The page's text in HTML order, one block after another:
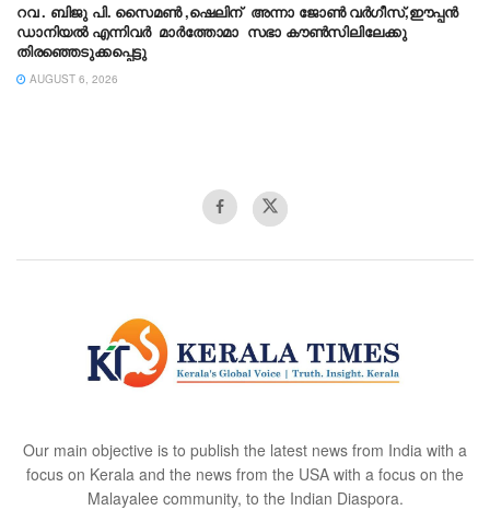
റവ . ബിജു പി. സൈമൺ ,ഷെലിന് അന്നാ ജോൺ വർഗീസ്,ഈപ്പൻ
ഡാനിയൽ എന്നിവർ മാർത്തോമാ സഭാ കൗൺസിലിലേക്കു
തിരഞ്ഞെടുക്കപ്പെട്ടു
AUGUST 6, 2026
Our main objective is to publish the latest news from India with a
focus on Kerala and the news from the USA with a focus on the
Malayalee community, to the Indian Diaspora.